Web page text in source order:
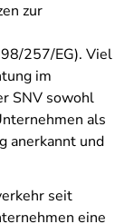
zur
257/EG). Viel
im
SNV sowohl
als
anerkannt und
seit
eine